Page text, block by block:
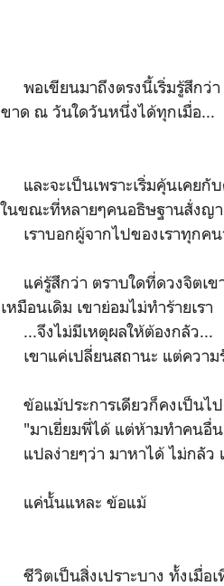
พอเขียนมาถึงตรงนี้เริ่มรู้สึกว่า
ขาด ณ วันใดวันหนึ่งได้ทุกเมื่อ...
และจะเป็นเพราะเริ่มคุ้นเคยกั
ในขณะที่หลายๆคนอธิษฐานสั่งญ
เราบอกผู้จากไปของเราทุกคน
แค่รู้สึกว่า ตราบใดที่ดวงจิตเขา
เหมือนเดิม เขาย่อมไม่ทำร้ายเรา
...จึงไม่มีเหตุผลให้ต้องกลัว...
เขาแค่เปลี่ยนสถานะ แต่ควา
ข้อแม้ประการเดียวก็คงเป็นไ
"มาเยี่ยมพี่ได้ แต่ห้ามทำคนอื่น
แปลง่ายๆว่า มาหาได้ ไม่กลัว
แค่นั้นแหละ ข้อแม้
ชีวิตเป็นสิ่งเปราะบาง ทั้งเมื่อ